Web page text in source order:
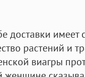
доставки
растений и
виагры